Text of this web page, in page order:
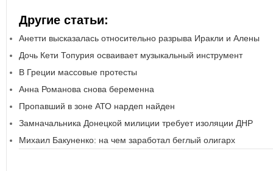
Другие статьи:
Анетти высказалась относительно разрыва Иракли и Алены
Дочь Кети Топурия осваивает музыкальный инструмент
В Греции массовые протесты
Анна Романова снова беременна
Пропавший в зоне АТО нардеп найден
Замначальника Донецкой милиции требует изоляции ДНР
Михаил Бакуненко: на чем заработал беглый олигарх